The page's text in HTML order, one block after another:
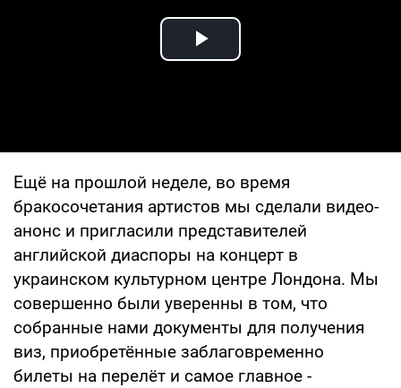
Play Video
Ещё на прошлой неделе, во время
бракосочетания артистов мы сделали видео-
анонс и пригласили представителей
английской диаспоры на концерт в
украинском культурном центре Лондона. Мы
совершенно были уверенны в том, что
собранные нами документы для получения
виз, приобретённые заблаговременно
билеты на перелёт и самое главное -